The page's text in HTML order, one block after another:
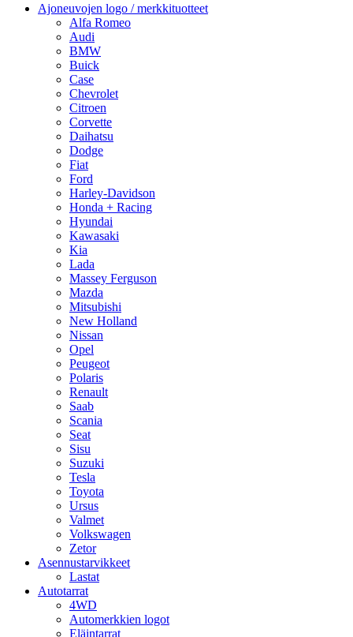
Ajoneuvojen logo / merkkituotteet
Alfa Romeo
Audi
BMW
Buick
Case
Chevrolet
Citroen
Corvette
Daihatsu
Dodge
Fiat
Ford
Harley-Davidson
Honda + Racing
Hyundai
Kawasaki
Kia
Lada
Massey Ferguson
Mazda
Mitsubishi
New Holland
Nissan
Opel
Peugeot
Polaris
Renault
Saab
Scania
Seat
Sisu
Suzuki
Tesla
Toyota
Ursus
Valmet
Volkswagen
Zetor
Asennustarvikkeet
Lastat
Autotarrat
4WD
Automerkkien logot
Eläintarrat